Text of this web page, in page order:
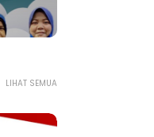
LIHAT SEMUA